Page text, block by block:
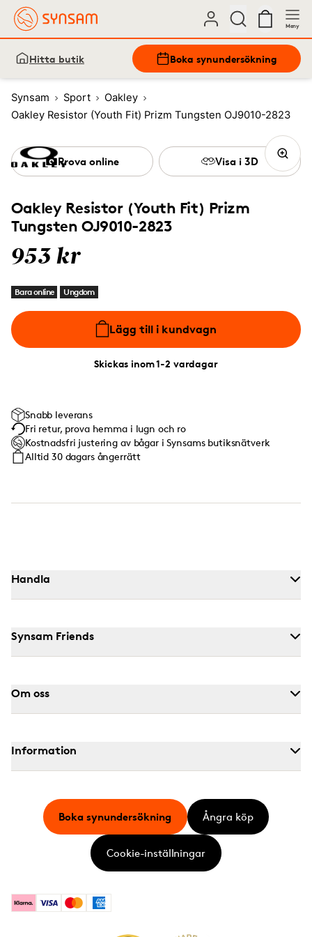
Meny
Hitta butik Boka synundersökning
Synsam Sport
Oakley
Oakley Resistor (Youth Fit) Prizm Tungsten OJ9010-2823
Oakley Resistor (Youth Fit) Prizm
Tungsten OJ9010-2823
953 kr
Bara online Ungdom
Lägg till i kundvagn
Skickas inom 1-2 vardagar
Prova online Visa i 3D
Snabb leverans
Fri retur, prova hemma i lugn och ro
Kostnadsfri justering av bågar i Synsams butiksnätverk
Alltid 30 dagars ångerrätt
Handla
Synsam Friends
Om oss
Information
KlarnaVisa MastercardAmerican Express
Boka synundersökning Ångra köp
Cookie-inställningar